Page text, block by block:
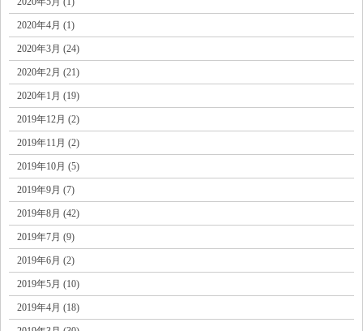
2020年4月 (1)
2020年3月 (24)
2020年2月 (21)
2020年1月 (19)
2019年12月 (2)
2019年11月 (2)
2019年10月 (5)
2019年9月 (7)
2019年8月 (42)
2019年7月 (9)
2019年6月 (2)
2019年5月 (10)
2019年4月 (18)